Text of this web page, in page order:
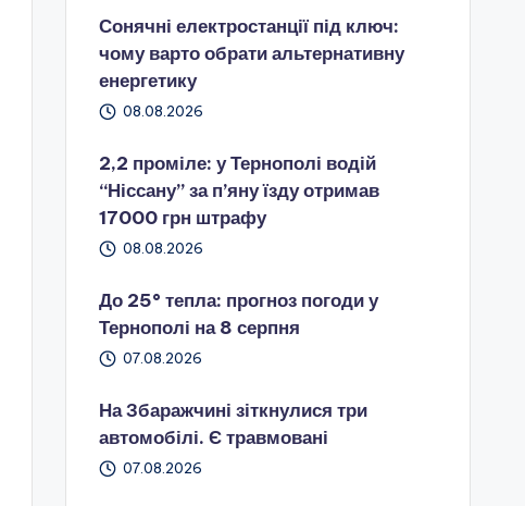
Сонячні електростанції під ключ:
чому варто обрати альтернативну
енергетику
08.08.2026
2,2 проміле: у Тернополі водій
“Ніссану” за п’яну їзду отримав
17000 грн штрафу
08.08.2026
До 25° тепла: прогноз погоди у
Тернополі на 8 серпня
07.08.2026
На Збаражчині зіткнулися три
автомобілі. Є травмовані
07.08.2026